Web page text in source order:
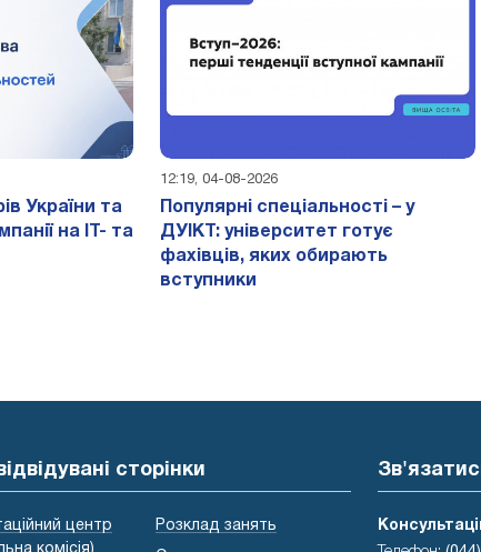
України та
на ІТ- та
12:19, 04-08-2026
Популярні спеціальності – у
ДУІКТ: університет готує
фахівців, яких обирають
вступники
сторінки
центр
комісія)
Розклад занять